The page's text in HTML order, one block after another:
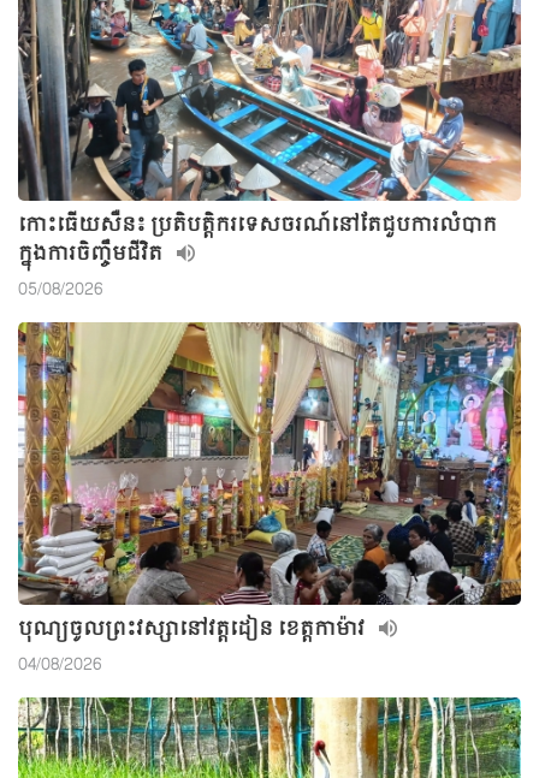
កោះធើយសឺន៖ ប្រតិបត្តិករទេសចរណ៍នៅតែជួបការលំបាក
ក្នុងការចិញ្ចឹមជីវិត
05/08/2026
បុណ្យចូលព្រះវស្សានៅវត្តដៀន ខេត្តកាម៉ាវ
04/08/2026